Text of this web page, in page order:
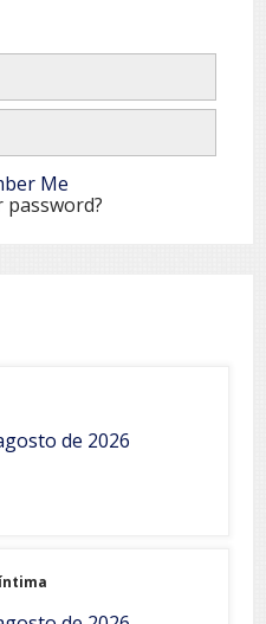
Me
password?
de 2026